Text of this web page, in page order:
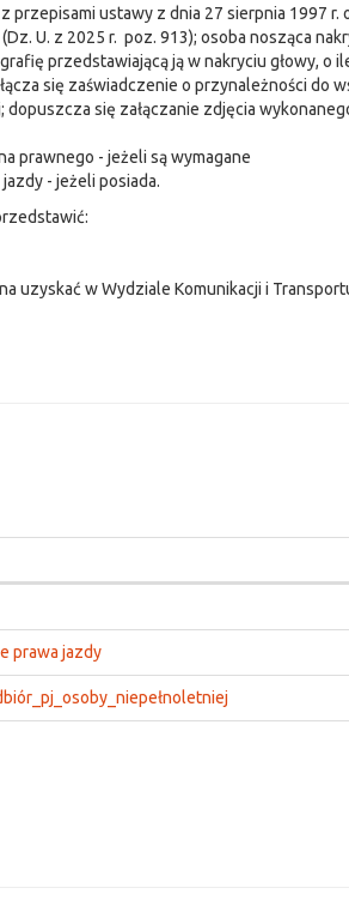
przepisami ustawy z dnia 27 sierpnia 1997
U. z 2025 r. poz. 913); osoba nosząca
przedstawiającą ją w nakryciu głowy, o
się zaświadczenie o przynależności do
dopuszcza się załączanie zdjęcia
prawnego - jeżeli są wymagane
- jeżeli posiada.
uzyskać w Wydziale Komunikacji i
prawa jazdy